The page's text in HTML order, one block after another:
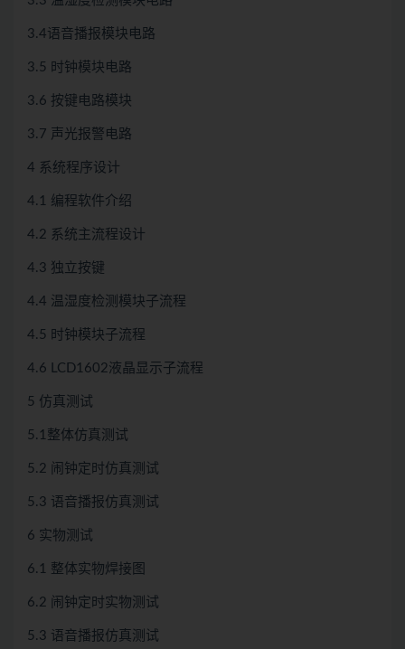
3.4语音播报模块电路
3.5 时钟模块电路
3.6 按键电路模块
3.7 声光报警电路
4 系统程序设计
4.1 编程软件介绍
4.2 系统主流程设计
4.3 独立按键
4.4 温湿度检测模块子流程
4.5 时钟模块子流程
4.6 LCD1602液晶显示子流程
5 仿真测试
5.1整体仿真测试
5.2 闹钟定时仿真测试
5.3 语音播报仿真测试
6 实物测试
6.1 整体实物焊接图
6.2 闹钟定时实物测试
5.3 语音播报仿真测试